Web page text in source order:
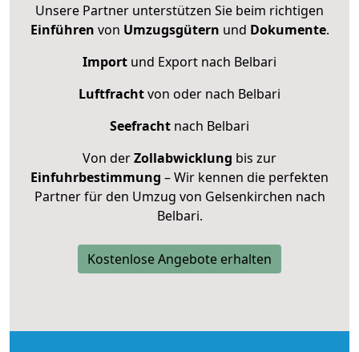
Unsere Partner unterstützen Sie beim richtigen
Einführen von Umzugsgütern und Dokumente.
Import und Export nach Belbari
Luftfrachtvon oder nach Belbari
Seefracht nach Belbari
Von derZollabwicklung bis zur
Einfuhrbestimmung – Wir kennen die perfekten
Partner für den Umzug von Gelsenkirchen nach
Belbari.
Kostenlose Angebote erhalten